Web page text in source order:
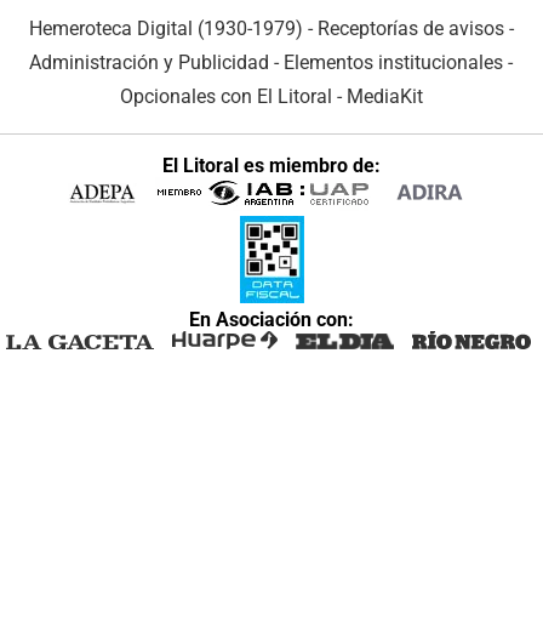
Hemeroteca Digital (1930-1979) - Receptorías de avisos -
Administración y Publicidad - Elementos institucionales -
Opcionales con El Litoral - MediaKit
El Litoral es miembro de:
En Asociación con: